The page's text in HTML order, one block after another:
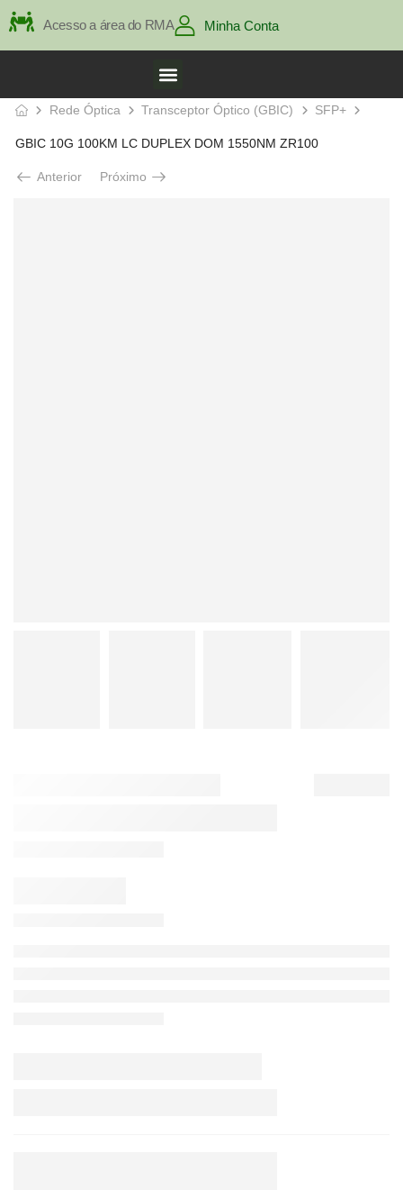
Acesso a área do RMA Minha Conta
Rede Óptica Transceptor Óptico (GBIC) SFP+
GBIC 10G 100KM LC DUPLEX DOM 1550NM ZR100
Anterior Próximo